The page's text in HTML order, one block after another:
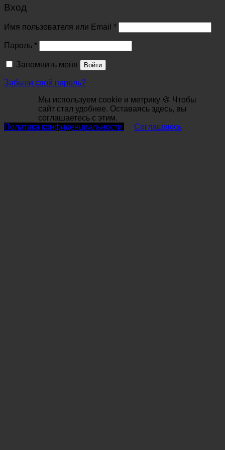
Вход
Имя пользователя или Email *Обязательно
Пароль *Обязательно
Запомнить меня Войти
Забыли свой пароль?
Мы используем cookie и метрику 🍪 Чтобы
сайт стал удобнее. Оставаясь здесь, вы
соглашаетесь с этим.
Политика конфиденциальности
Соглашаюсь